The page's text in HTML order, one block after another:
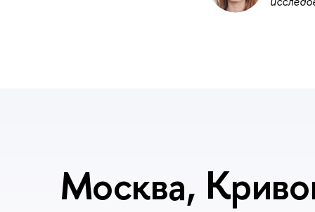
Москва,